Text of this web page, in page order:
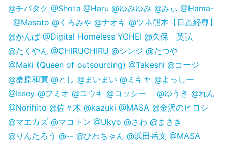
@チバタク @Shota @Haru @ゆみゆみ @みぃ @Hama-
@Masato @くろみや @ナオキ @ツネ熊本【日置経尊】
@かんば @Digital Homeless YOHEI @久保 英弘
@たくやん @CHIRUCHIRU @シンジ @たつや
@Maki (Queen of outsourcing) @Takeshi @コージ
@桑原和寛 @とし @まいまい @ミキヤ @よっしー
@Issey @フミオ @ユウキ @コッシー @ゆうき @れん
@Norihito @佐々木 @kazuki @MASA @金沢のヒロシ
@マエカズ @マコトン @Ukyo @さわ @まさき
@りんたろう @-- @ひわちゃん @浜田岳文 @MASA